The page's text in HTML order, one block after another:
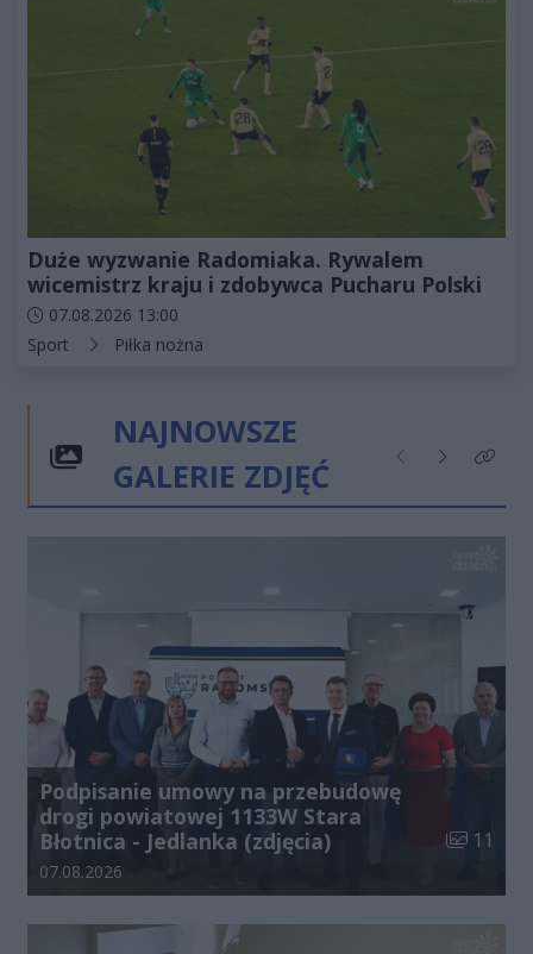
Duże wyzwanie Radomiaka. Rywalem
wicemistrz kraju i zdobywca Pucharu Polski
Data dodania artykułu:
07.08.2026 13:00
Kategorie artykułu:
Sport Piłka nożna
NAJNOWSZE
GALERIE ZDJĘĆ
Poprzednie
NastępneKliknij
Podpisanie umowy na przebudowę
drogi powiatowej 1133W Stara
Błotnica - Jedlanka (zdjęcia)
Liczba
11
Data dodania galerii:
07.08.2026